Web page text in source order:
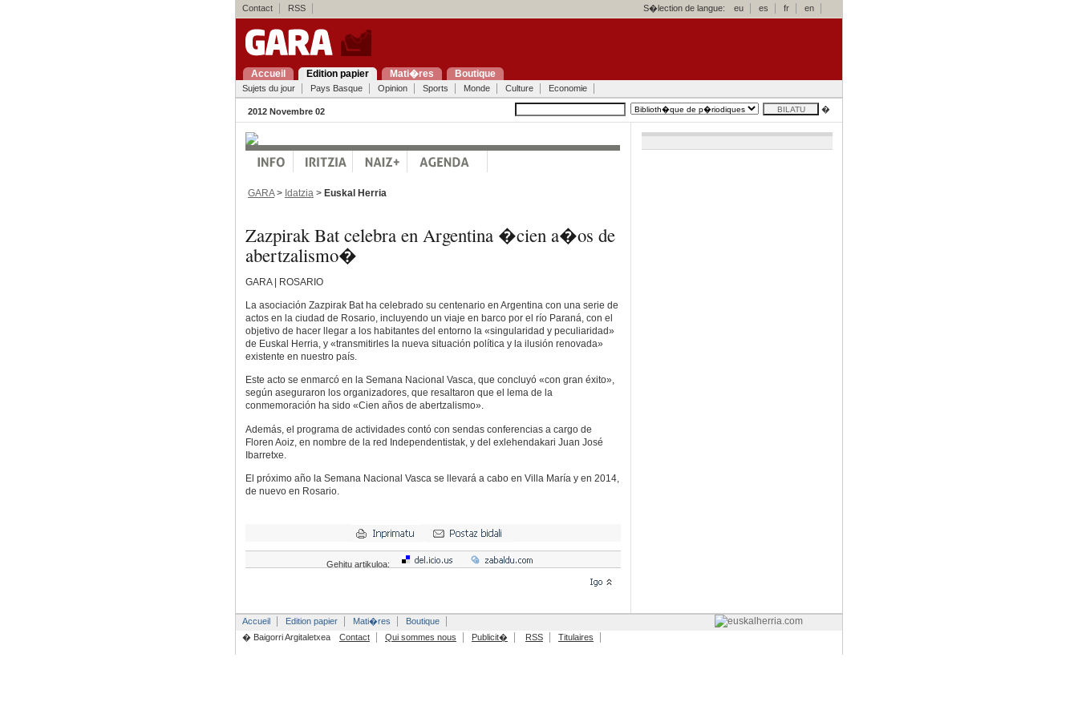
Contact RSS S�lection de langue: eu es fr en
Accueil Edition papier Mati�res Boutique
Sujets du jour Pays Basque Opinion Sports Monde Culture Economie
2012 Novembre 02 �
GARA> Idatzia > Euskal Herria
Zazpirak Bat celebra en Argentina �cien a�os de
abertzalismo�
GARA | ROSARIO
La asociación Zazpirak Bat ha celebrado su centenario en Argentina con una serie de
actos en la ciudad de Rosario, incluyendo un viaje en barco por el río Paraná, con el
objetivo de hacer llegar a los habitantes del entorno la «singularidad y peculiaridad»
de Euskal Herria, y «transmitirles la nueva situación política y la ilusión renovada»
existente en nuestro país.
Este acto se enmarcó en la Semana Nacional Vasca, que concluyó «con gran éxito»,
según aseguraron los organizadores, que resaltaron que el lema de la
conmemoración ha sido «Cien años de abertzalismo».
Además, el programa de actividades contó con sendas conferencias a cargo de
Floren Aoiz, en nombre de la red Independentistak, y del exlehendakari Juan José
Ibarretxe.
El próximo año la Semana Nacional Vasca se llevará a cabo en Villa María y en 2014,
de nuevo en Rosario.
Gehitu artikuloa:
Accueil Edition papier Mati�res
Boutique
� Baigorri Argitaletxea
Contact Qui sommes nous Publicit� RSS Titulaires